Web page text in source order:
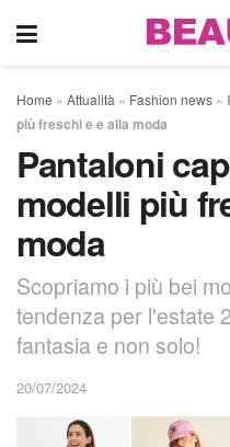
Home » Attualità » Fashion news »
più freschi e e alla moda
Pantaloni
modelli più
moda
Scopriamo i più bei
tendenza per l'estate
fantasia e non solo!
20/07/2024